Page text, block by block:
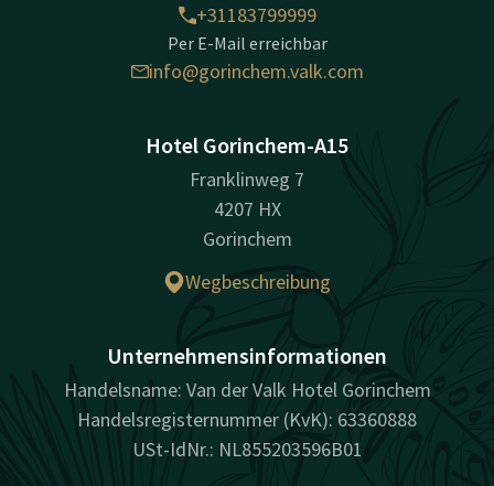
+31183799999
Per E-Mail erreichbar
info@gorinchem.valk.com
Hotel Gorinchem-A15
Franklinweg 7
4207 HX
Gorinchem
Wegbeschreibung
Unternehmensinformationen
Handelsname: Van der Valk Hotel Gorinchem
Handelsregisternummer (KvK): 63360888
USt-IdNr.: NL855203596B01